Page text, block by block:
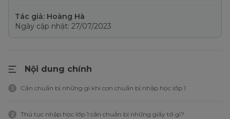
Tác giả: Hoàng Hà
Ngày cập nhật: 27/07/2023
Nội dung chính
1 Cần chuẩn bị những gì khi con chuẩn bị nhập học lớp 1
2 Thủ tục nhập học lớp 1 cần chuẩn bị những giấy tờ gì?